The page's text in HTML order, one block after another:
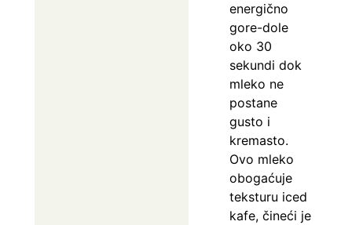
energično
gore-dole
oko 30
sekundi dok
mleko ne
postane
gusto i
kremasto.
Ovo mleko
obogaćuje
teksturu iced
kafe, čineći je